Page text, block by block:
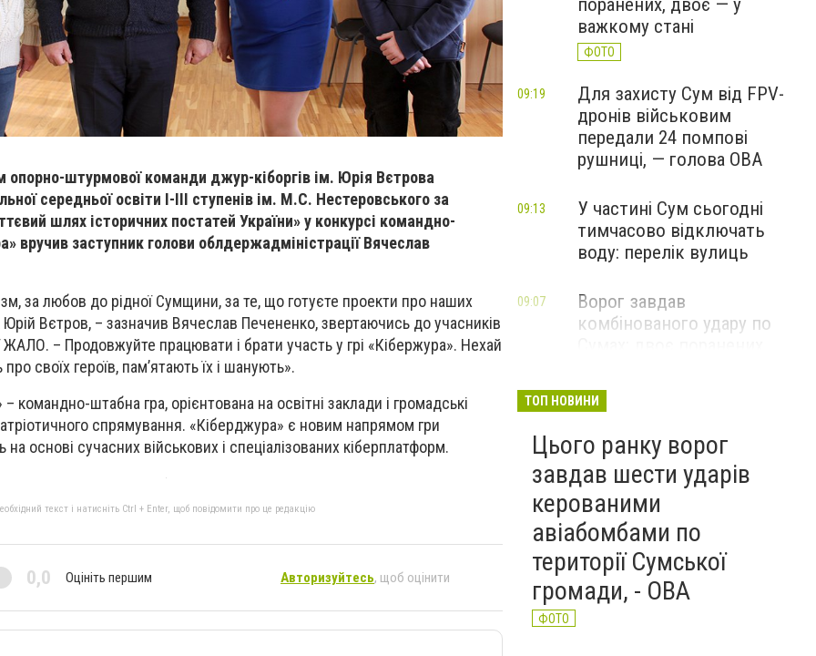
опорно-штурмової команди джур-кіборгів ім. Юрія Вєтрова
середньої освіти І-ІІІ ступенів ім. М.С. Нестеровського за
шлях історичних постатей України» у конкурсі командно-
вручив заступник голови облдержадміністрації Вячеслав
за любов до рідної Сумщини, за те, що готуєте проекти про наших
Юрій Вєтров, – зазначив Вячеслав Печененко, звертаючись до учасників
ЖАЛО. – Продовжуйте працювати і брати участь у грі «Кібержура». Нехай
своїх героїв, пам’ятають їх і шанують».
командно-штабна гра, орієнтована на освітні заклади і громадські
спрямування. «Кіберджура» є новим напрямом гри
основі сучасних військових і спеціалізованих кіберплатформ.
текст і натисніть Ctrl + Enter, щоб повідомити про це редакцію
0,0 Оцініть першим Авторизуйтесь, щоб оцінити
поранених, двоє — у
важкому стані
ФОТО
Для захисту Сум від FPV-
дронів військовим
передали 24 помпові
рушниці, — голова ОВА
09:19
У частині Сум сьогодні
тимчасово відключать
воду: перелік вулиць
09:13
Ворог завдав
комбінованого удару по
інфраструктура
ФОТО
09:07
ТОП НОВИНИ
Цього ранку ворог
завдав шести ударів
керованими
авіабомбами по
території Сумської
громади, - ОВА
ФОТО